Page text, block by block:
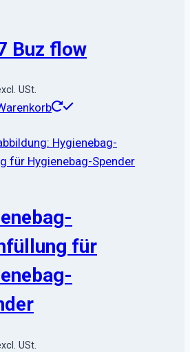
Buz flow
USt.
für
USt.